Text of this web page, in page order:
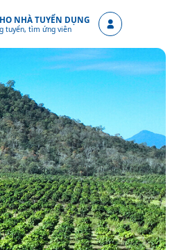
NHÀ TUYỂN DỤNG
tuyển, tìm ứng viên